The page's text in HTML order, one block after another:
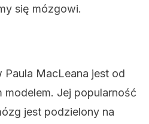
się mózgowi.
MacLeana jest od
modelem. Jej popularność
jest podzielony na